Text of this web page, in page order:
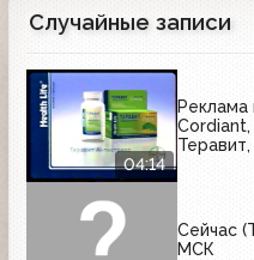
Случайные записи
04:14
Реклама
Cordiant,
Сейчас
МСК